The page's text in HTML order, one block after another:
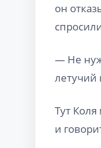
он
— Не
летучий
Тут
и